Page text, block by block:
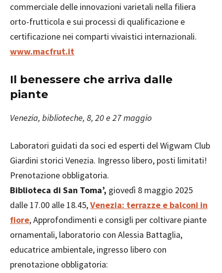
commerciale delle innovazioni varietali nella filiera
orto-frutticola e sui processi di qualificazione e
certificazione nei comparti vivaistici internazionali.
www.macfrut.it
Il benessere che arriva dalle
piante
Venezia, biblioteche, 8, 20 e 27 maggio
Laboratori guidati da soci ed esperti del Wigwam Club
Giardini storici Venezia. Ingresso libero, posti limitati!
Prenotazione obbligatoria.
Biblioteca di San Toma’, giovedì 8 maggio 2025
dalle 17.00 alle 18.45,Venezia: terrazze e balconi in
fiore, Approfondimenti e consigli per coltivare piante
ornamentali, laboratorio con Alessia Battaglia,
educatrice ambientale, ingresso libero con
prenotazione obbligatoria: